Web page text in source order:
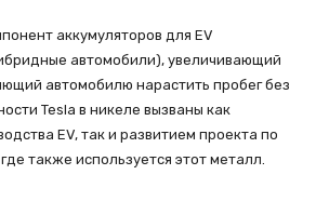
аккумуляторов для EV
автомобили), увеличивающий
автомобилю нарастить пробег без
Tesla в никеле вызваны как
EV, так и развитием проекта по
также используется этот металл.